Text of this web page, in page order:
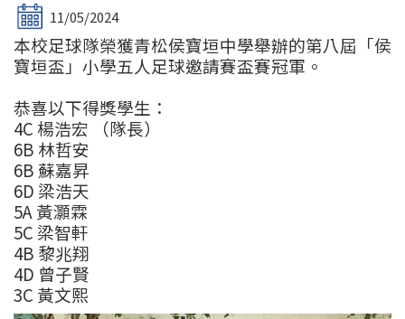
11/05/2024
本校足球隊榮獲青松侯寶垣中學舉辦的第八屆「侯
寶垣盃」小學五人足球邀請賽盃賽冠軍。
恭喜以下得獎學生：
4C 楊浩宏 （隊長）
6B 林哲安
6B 蘇嘉昇
6D 梁浩天
5A 黃灝霖
5C 梁智軒
4B 黎兆翔
4D 曾子賢
3C 黃文熙